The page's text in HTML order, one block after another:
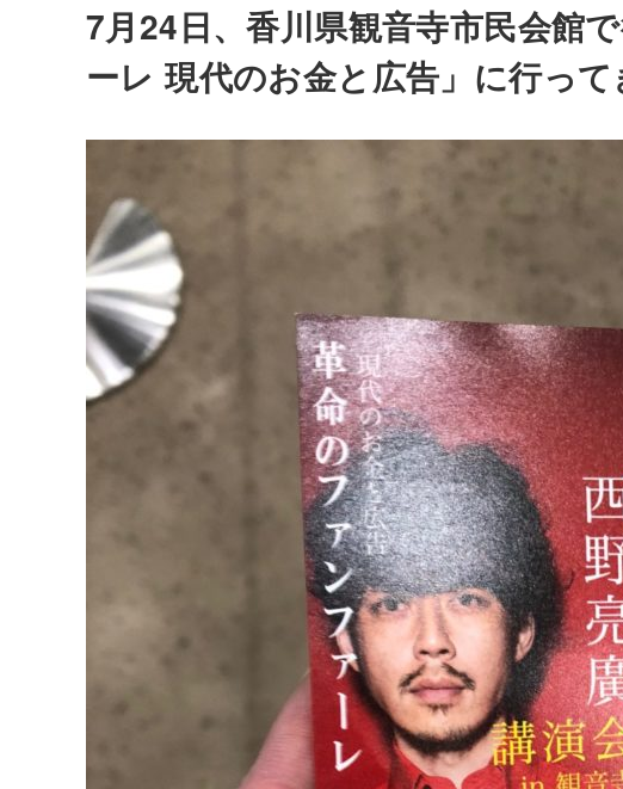
7月24日、香川県観音寺市民会館
ーレ 現代のお金と広告」に行って